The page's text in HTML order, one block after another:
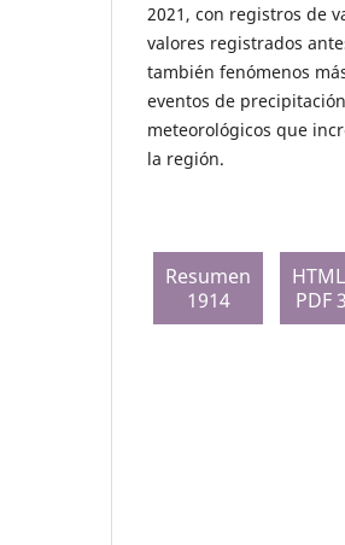
2021, con registros de
valores registrados
también fenómenos
eventos de
meteorológicos que
la región.
Resumen
1914
PDF